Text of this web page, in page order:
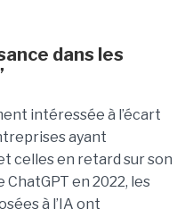
dans les
intéressée à l’écart
ayant
celles en retard sur son
ChatGPT en 2022, les
à l’IA ont